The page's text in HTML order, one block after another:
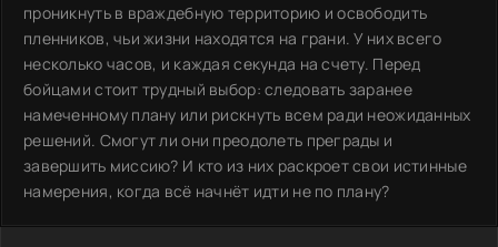
проникнуть в враждебную территорию и освободить
пленников, чьи жизни находятся на грани. У них всего
несколько часов, и каждая секунда на счету. Перед
бойцами стоит трудный выбор: следовать заранее
намеченному плану или рискнуть всем ради неожиданных
решений. Смогут ли они преодолеть преграды и
завершить миссию? И кто из них раскроет свои истинные
намерения, когда всё начнёт идти не по плану?